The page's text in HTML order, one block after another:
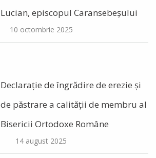
Lucian, episcopul Caransebeșului
10 octombrie 2025
Declarație de îngrădire de erezie și
de păstrare a calității de membru al
Bisericii Ortodoxe Române
14 august 2025